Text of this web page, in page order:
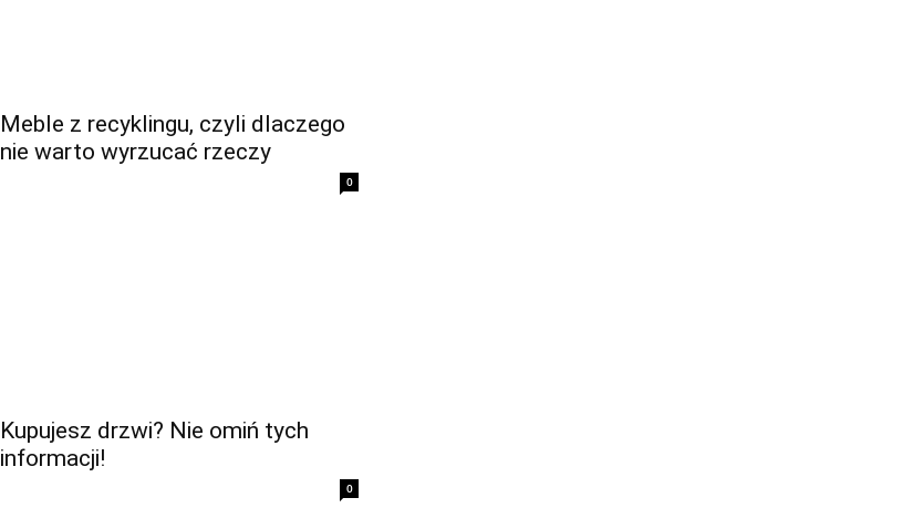
Meble z recyklingu, czyli dlaczego
nie warto wyrzucać rzeczy
0
Kupujesz drzwi? Nie omiń tych
informacji!
0